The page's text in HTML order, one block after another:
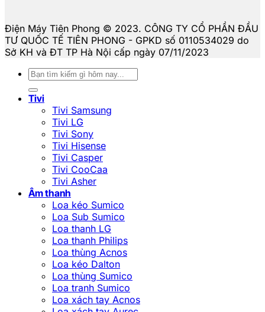
Điện Máy Tiên Phong © 2023. CÔNG TY CỔ PHẦN ĐẦU
TƯ QUỐC TẾ TIÊN PHONG - GPKD số 0110534029 do
Sở KH và ĐT TP Hà Nội cấp ngày 07/11/2023
Tìm
kiếm:
Tivi
Tivi Samsung
Tivi LG
Tivi Sony
Tivi Hisense
Tivi Casper
Tivi CooCaa
Tivi Asher
Âm thanh
Loa kéo Sumico
Loa Sub Sumico
Loa thanh LG
Loa thanh Philips
Loa thùng Acnos
Loa kéo Dalton
Loa thùng Sumico
Loa tranh Sumico
Loa xách tay Acnos